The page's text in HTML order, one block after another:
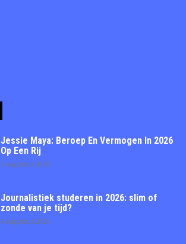
Jessie Maya: Beroep En Vermogen In 2026
Op Een Rij
3 augustus 2026
Journalistiek studeren in 2026: slim of
zonde van je tijd?
3 augustus 2026